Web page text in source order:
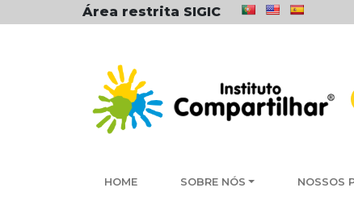
Área restrita SIGIC
HOME SOBRE NÓS NOSSOS